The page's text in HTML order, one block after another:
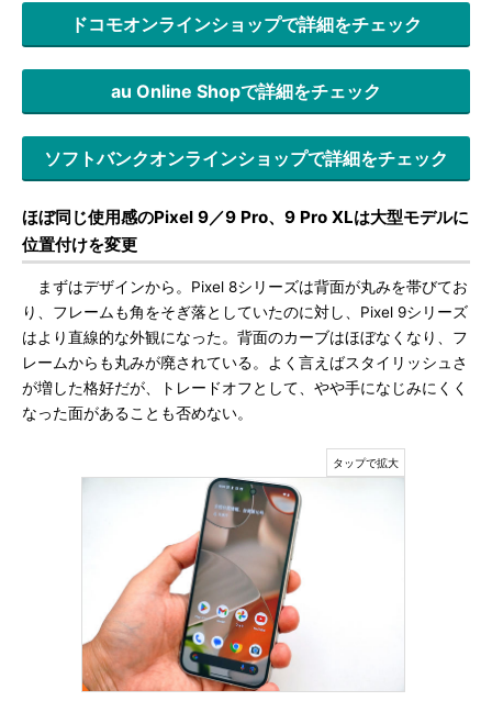
ドコモオンラインショップで詳細をチェック
au Online Shopで詳細をチェック
ソフトバンクオンラインショップで詳細をチェック
ほぼ同じ使用感のPixel 9／9 Pro、9 Pro XLは大型モデルに
位置付けを変更
まずはデザインから。Pixel 8シリーズは背面が丸みを帯びてお
り、フレームも角をそぎ落としていたのに対し、Pixel 9シリーズ
はより直線的な外観になった。背面のカーブはほぼなくなり、フ
レームからも丸みが廃されている。よく言えばスタイリッシュさ
が増した格好だが、トレードオフとして、やや手になじみにくく
なった面があることも否めない。